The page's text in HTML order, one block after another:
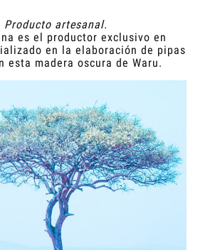
Producto artesanal.
es el productor exclusivo en
en la elaboración de pipas
esta madera oscura de Waru.